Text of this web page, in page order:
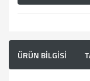
ÜRÜN BİLGİSİ